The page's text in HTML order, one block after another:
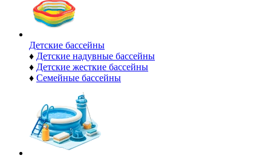
Детские бассейны
♦ Детские надувные бассейны
♦ Детские жесткие бассейны
♦ Семейные бассейны